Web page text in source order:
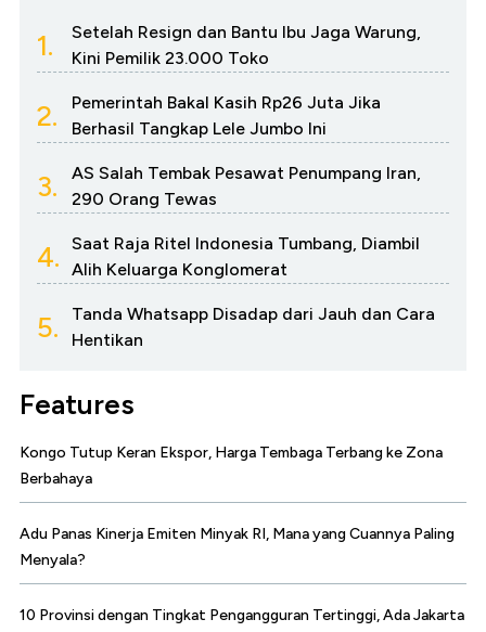
1.
Setelah Resign dan Bantu Ibu Jaga Warung,
Kini Pemilik 23.000 Toko
2.
Pemerintah Bakal Kasih Rp26 Juta Jika
Berhasil Tangkap Lele Jumbo Ini
3.
AS Salah Tembak Pesawat Penumpang Iran,
290 Orang Tewas
4.
Saat Raja Ritel Indonesia Tumbang, Diambil
Alih Keluarga Konglomerat
5.
Tanda Whatsapp Disadap dari Jauh dan Cara
Hentikan
Features
Kongo Tutup Keran Ekspor, Harga Tembaga Terbang ke Zona
Berbahaya
Adu Panas Kinerja Emiten Minyak RI, Mana yang Cuannya Paling
Menyala?
10 Provinsi dengan Tingkat Pengangguran Tertinggi, Ada Jakarta